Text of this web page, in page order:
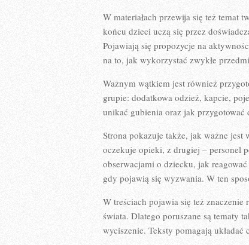
W materiałach przewija się też temat
końcu dzieci uczą się przez
Pojawiają się propozycje na
na to, jak wykorzystać zwykłe
Ważnym wątkiem jest również
grupie: dodatkowa odzież, kapcie,
unikać gubienia oraz jak przygotować
Strona pokazuje także, jak ważne jest
oczekuje opieki, z drugiej – personel
obserwacjami o dziecku, jak
gdy pojawią się wyzwania. W ten
W treściach pojawia się też
świata. Dlatego poruszane są tematy
wyciszenie. Teksty pomagają